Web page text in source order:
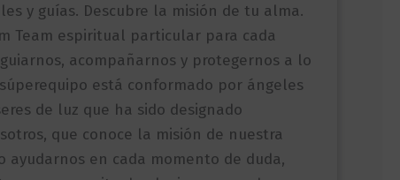
y guías. Descubre la misión de tu alma.
Team espiritual particular para cada
acompañarnos y protegernos a lo
está conformado por ángeles
de luz que ha sido designado
que conoce la misión de nuestra
ayudarnos en cada momento de duda,